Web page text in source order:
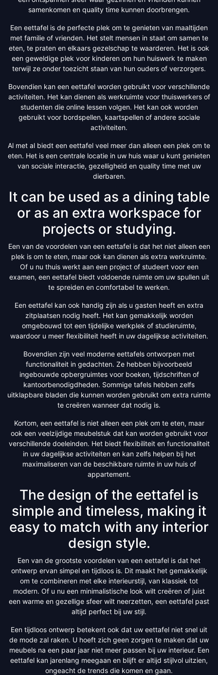
samenkomen en quality time kunnen doorbrengen.
Een eettafel is de perfecte plek om te genieten van maaltijden
met familie of vrienden. Het stelt mensen in staat om samen te
eten, te praten en elkaars gezelschap te waarderen. Het is ook
een geweldige plek voor kinderen om hun huiswerk te maken
terwijl ze onder toezicht staan ​​van hun ouders of verzorgers.
Bovendien kan een eettafel worden gebruikt voor verschillende
activiteiten. Het kan dienen als werkruimte voor thuiswerkers of
studenten die online lessen volgen. Het kan ook worden
gebruikt voor bordspellen, kaartspellen of andere sociale
activiteiten.
Al met al biedt een eettafel veel meer dan alleen een plek om te
eten. Het is een centrale locatie in uw huis waar u kunt genieten
van sociale interactie, gezelligheid en quality time met uw
dierbaren.
It can be used as a dining table
or as an extra workspace for
projects or studying.
Een van de voordelen van een eettafel is dat het niet alleen een
plek is om te eten, maar ook kan dienen als extra werkruimte.
Of u nu thuis werkt aan een project of studeert voor een
examen, een eettafel biedt voldoende ruimte om uw spullen uit
te spreiden en comfortabel te werken.
Een eettafel kan ook handig zijn als u gasten heeft en extra
zitplaatsen nodig heeft. Het kan gemakkelijk worden
omgebouwd tot een tijdelijke werkplek of studieruimte,
waardoor u meer flexibiliteit heeft in uw dagelijkse activiteiten.
Bovendien zijn veel moderne eettafels ontworpen met
functionaliteit in gedachten. Ze hebben bijvoorbeeld
ingebouwde opbergruimtes voor boeken, tijdschriften of
kantoorbenodigdheden. Sommige tafels hebben zelfs
uitklapbare bladen die kunnen worden gebruikt om extra ruimte
te creëren wanneer dat nodig is.
Kortom, een eettafel is niet alleen een plek om te eten, maar
ook een veelzijdige meubelstuk dat kan worden gebruikt voor
verschillende doeleinden. Het biedt flexibiliteit en functionaliteit
in uw dagelijkse activiteiten en kan zelfs helpen bij het
maximaliseren van de beschikbare ruimte in uw huis of
appartement.
The design of the eettafel is
simple and timeless, making it
easy to match with any interior
design style.
Een van de grootste voordelen van een eettafel is dat het
ontwerp ervan simpel en tijdloos is. Dit maakt het gemakkelijk
om te combineren met elke interieurstijl, van klassiek tot
modern. Of u nu een minimalistische look wilt creëren of juist
een warme en gezellige sfeer wilt neerzetten, een eettafel past
altijd perfect bij uw stijl.
Een tijdloos ontwerp betekent ook dat uw eettafel niet snel uit
de mode zal raken. U hoeft zich geen zorgen te maken dat uw
meubels na een paar jaar niet meer passen bij uw interieur. Een
eettafel kan jarenlang meegaan en blijft er altijd stijlvol uitzien,
ongeacht de trends die komen en gaan.